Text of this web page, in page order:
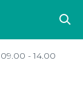
- 14.00